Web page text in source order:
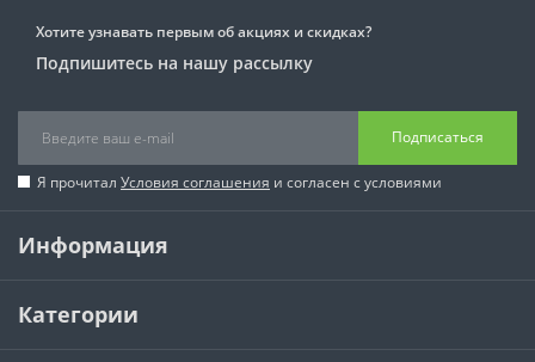
Хотите узнавать первым об акциях и скидках?
Подпишитесь на нашу рассылку
Подписаться
Я прочитал Условия соглашения и согласен с условиями
Информация
Категории